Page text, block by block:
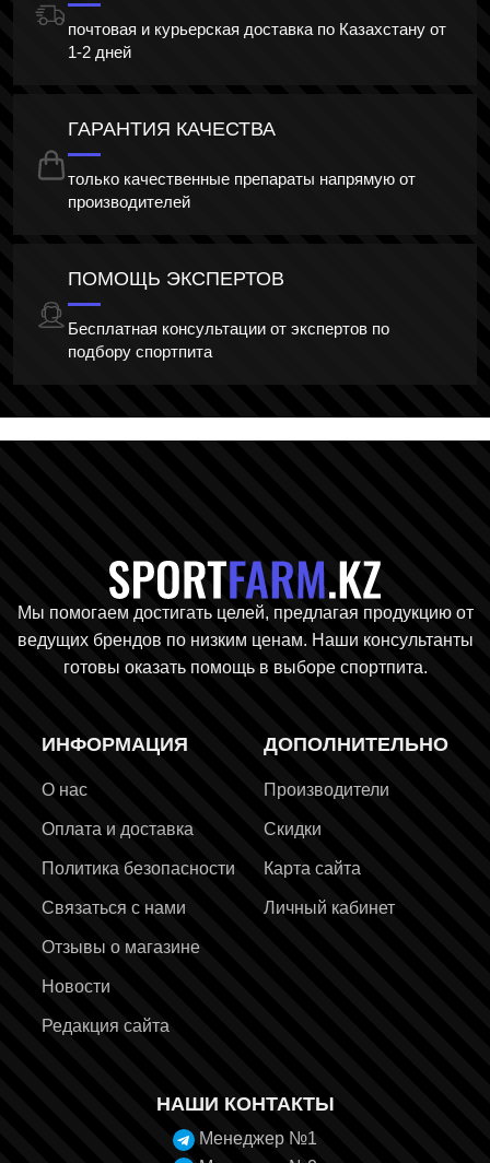
почтовая и курьерская доставка по Казахстану от
1-2 дней
ГАРАНТИЯ КАЧЕСТВА
только качественные препараты напрямую от
производителей
ПОМОЩЬ ЭКСПЕРТОВ
Бесплатная консультации от экспертов по
подбору спортпита
Мы помогаем достигать целей, предлагая продукцию от
ведущих брендов по низким ценам. Наши консультанты
готовы оказать помощь в выборе спортпита.
ИНФОРМАЦИЯ
О нас
Оплата и доставка
Политика безопасности
Связаться с нами
Отзывы о магазине
Новости
Редакция сайта
ДОПОЛНИТЕЛЬНО
Производители
Скидки
Карта сайта
Личный кабинет
НАШИ КОНТАКТЫ
Менеджер №1